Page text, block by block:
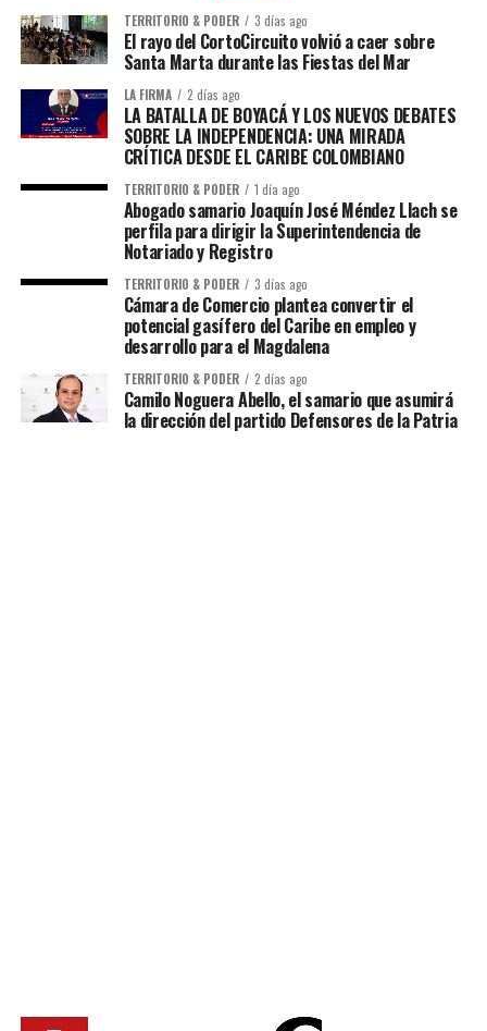
TERRITORIO & PODER 3 días ago
El rayo del CortoCircuito volvió a caer sobre
Santa Marta durante las Fiestas del Mar
LA FIRMA 2 días ago
LA BATALLA DE BOYACÁ Y LOS NUEVOS DEBATES
SOBRE LA INDEPENDENCIA: UNA MIRADA
CRÍTICA DESDE EL CARIBE COLOMBIANO
TERRITORIO & PODER 1 día ago
Abogado samario Joaquín José Méndez Llach se
perfila para dirigir la Superintendencia de
Notariado y Registro
TERRITORIO & PODER 3 días ago
Cámara de Comercio plantea convertir el
potencial gasífero del Caribe en empleo y
desarrollo para el Magdalena
TERRITORIO & PODER 2 días ago
Camilo Noguera Abello, el samario que asumirá
la dirección del partido Defensores de la Patria